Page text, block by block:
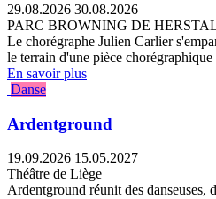
29.08.2026 30.08.2026
PARC BROWNING DE
Le chorégraphe Julien Carlier
le terrain d'une pièce
En savoir plus
Danse
Ardentground
19.09.2026 15.05.2027
Théâtre de Liège
Ardentground réunit des danseuses,